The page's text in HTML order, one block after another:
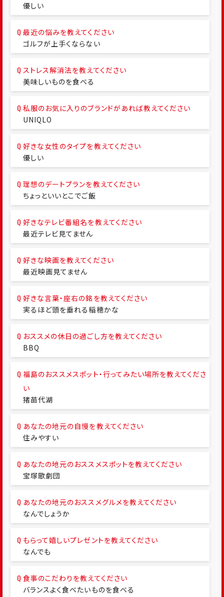
優しい
最近の悩みを教えてください
ゴルフが上手くならない
ストレス解消法を教えてください
美味しいものを食べる
私服のお気に入りのブランドがあれば教えてください
UNIQLO
好きな女性のタイプを教えてください
優しい
理想のデートプランを教えてください
ちょっといいとこでご飯
好きなテレビ番組名を教えてください
最近テレビ見てません
好きな映画を教えてください
最近映画見てません
好きな言葉・座右の銘を教えてください
実るほど頭を垂れる稲穂かな
おススメの休日の過ごし方を教えてください
BBQ
福島のおススメスポット・行ってみたい場所を教えてくださ
い
猪苗代湖
あなたの地元の自慢を教えてください
住みやすい
あなたの地元のおススメスポットを教えてください
宝塚歌劇団
あなたの地元のおススメグルメを教えてください
なんでしょうか
もらって嬉しいプレゼントを教えてください
なんでも
食事のこだわりを教えてください
バランスよく食べたいものを食べる